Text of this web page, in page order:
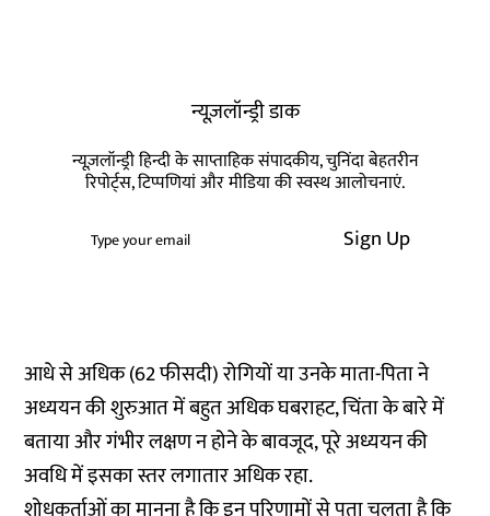
न्यूज़लॉन्ड्री डाक
न्यूज़लॉन्ड्री हिन्दी के साप्ताहिक संपादकीय, चुनिंदा बेहतरीन
रिपोर्ट्स, टिप्पणियां और मीडिया की स्वस्थ आलोचनाएं.
Sign Up
आधे से अधिक (62 फीसदी) रोगियों या उनके माता-पिता ने
अध्ययन की शुरुआत में बहुत अधिक घबराहट, चिंता के बारे में
बताया और गंभीर लक्षण न होने के बावजूद, पूरे अध्ययन की
अवधि में इसका स्तर लगातार अधिक रहा.